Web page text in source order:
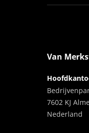
Van
7602 KJ
Nederland